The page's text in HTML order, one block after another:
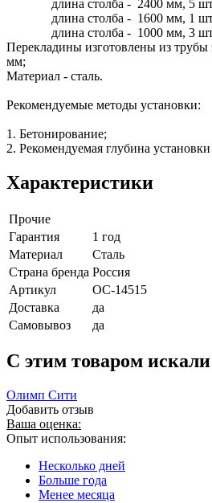
длина столба - 2400 мм, 5
длина столба - 1600 мм, 1
длина столба - 1000 мм, 3 шт.
Перекладины изготовлены из трубы
мм;
Материал - сталь.
Рекомендуемые методы установки:
1. Бетонирование;
2. Рекомендуемая глубина
Характеристики
Прочие
Гарантия
1 год
Материал
Сталь
Страна бренда Россия
Артикул
ОС-14515
Доставка
да
Самовывоз
да
C этим товаром искали
Олимп Сити
Добавить отзыв
Ваша оценка:
Опыт использования:
Несколько дней
Больше года
Менее месяца